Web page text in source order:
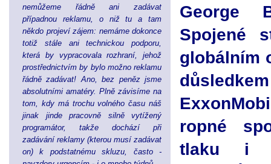
nemůžeme řádně ani zadávat
případnou reklamu, o niž tu a tam
někdo projeví zájem: nemáme dokonce
totiž stále ani technickou podporu,
která by vypracovala rozhraní, jehož
prostřednictvím by bylo možno reklamu
řádně zadávat! Ano, bez peněz jsme
absolutními amatéry. Plně závisíme na
tom, kdy má trochu volného času náš
jinak jinde pracovně silně vytížený
programátor, takže dochází při
zadávání reklamy (kterou musí zadávat
on) k podstatnému skluzu, často -
George
Spojené
globálním
ropné
tlaku i